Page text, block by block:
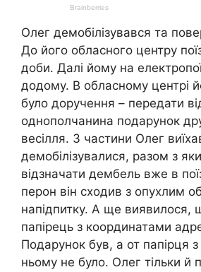
Олег демобілізувався та
До його обласного центру
доби. Далі йому на
додому. В обласному центрі
було доручення – передати
однополчанина подарунок
весілля. З частини Олег
демобілізувалися, разом з
відзначати дембель вже в
перон він сходив з опухлим
напідпитку. А ще виявилося,
папірець з координатами
Подарунок був, а от папірця
ньому не було. Олег тільки й